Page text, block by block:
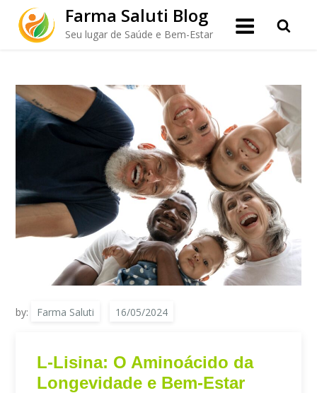
content
Farma Saluti Blog
Seu lugar de Saúde e Bem-Estar
L-Lisina: O Aminoácido da
by: Farma Saluti
L-Lisina: O Aminoácido da
Longevidade e Bem-Estar